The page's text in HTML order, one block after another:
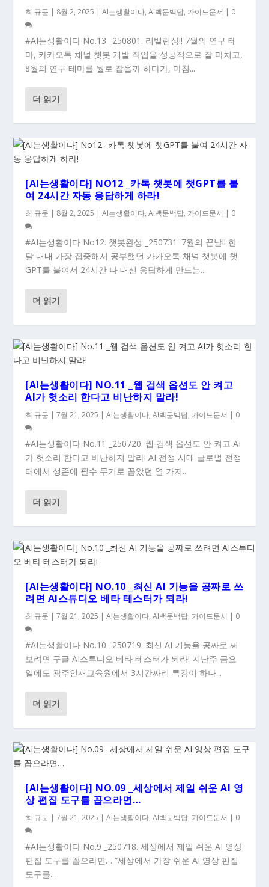
최 규문 | 8월 2, 2025 |AI는생활이다,AI백문백답, 가이드문서 | 0
#AI는생활이다 No.13 _250801. 리밸런싱!! 7월의 연구 테
마, 카카오톡 채널 챗봇 개발 작업을 성공적으로 잘 마치고,
8월의 연구 테마를 뭘로 잡을까 하다가, 마침...
더 읽기
[AI는생활이다] NO12 _카톡 챗봇에 챗GPT를 붙
여 24시간 자동 응답하게 하라!
최 규문 | 8월 2, 2025 |AI는생활이다,AI백문백답, 가이드문서 | 0
#AI는생활이다 No12. 챗봇완성 _250731. 7월의 끝날!! 한
달 내내 가장 집중해서 공부했던 카카오톡 채널 챗봇에 챗
GPT를 붙여서 24시간 나 대신 응답하게 만드는...
더 읽기
[AI는생활이다] NO.11 _웹 검색 옵션도 안 켜고
AI가 헛소리 한다고 비난하지 말라!
최 규문 |7월 21, 2025 |AI는생활이다,AI백문백답, 가이드문서 | 0
#AI는생활이다 No.11 _250720. 웹 검색 옵션도 안 켜고 AI
가 헛소리 한다고 비난하지 말라! AI 전쟁 시대 글로벌 전쟁
터에서 생존에 필수 무기로 꼽았던 열 가지...
더 읽기
[AI는생활이다] NO.10 _최신 AI 기능을 공짜로 쓰
려면 AI스튜디오 베타 테스터가 되라!
최 규문 |7월 21, 2025 |AI는생활이다,AI백문백답, 가이드문서 | 0
#AI는생활이다 No.10 _250719. 최신 AI 기능을 공짜로 써
보려면 구글 AI스튜디오 베타 테스터가 되라! 지난주 금요
일에도 광주인재교육원에서 3시간짜리 특강이 하나...
더 읽기
[AI는생활이다] NO.09 _세상에서 제일 쉬운 AI 영
상 편집 도구를 꼽으라면…
최 규문 |7월 21, 2025 |AI는생활이다,AI백문백답, 가이드문서 | 0
#AI는생활이다 No.9 _250718. 세상에서 제일 쉬운 AI 영상
편집 도구를 꼽으라면… “세상에서 가장 쉬운 AI 영상 편집
도구를...